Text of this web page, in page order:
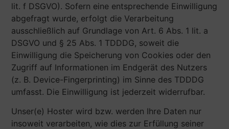
lit. f DSGVO). Sofern eine entsprechende Einwilligung
abgefragt wurde, erfolgt die Verarbeitung
ausschließlich auf Grundlage von Art. 6 Abs. 1 lit. a
DSGVO und § 25 Abs. 1 TDDDG, soweit die
Einwilligung die Speicherung von Cookies oder den
Zugriff auf Informationen im Endgerät des Nutzers
(z. B. Device-Fingerprinting) im Sinne des TDDDG
umfasst. Die Einwilligung ist jederzeit widerrufbar.
Unser(e) Hoster wird bzw. werden Ihre Daten nur
insoweit verarbeiten, wie dies zur Erfüllung seiner